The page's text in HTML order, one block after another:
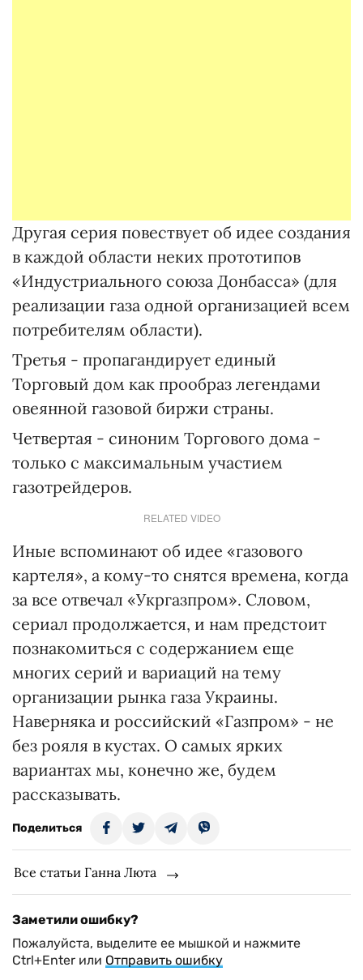
Другая серия повествует об идее создания
в каждой области неких прототипов
«Индустриального союза Донбасса» (для
реализации газа одной организацией всем
потребителям области).
Третья - пропагандирует единый
Торговый дом как прообраз легендами
овеянной газовой биржи страны.
Четвертая - синоним Торгового дома -
только с максимальным участием
газотрейдеров.
RELATED VIDEO
Иные вспоминают об идее «газового
картеля», а кому-то снятся времена, когда
за все отвечал «Укргазпром». Словом,
сериал продолжается, и нам предстоит
познакомиться с содержанием еще
многих серий и вариаций на тему
организации рынка газа Украины.
Наверняка и российский «Газпром» - не
без рояля в кустах. О самых ярких
вариантах мы, конечно же, будем
рассказывать.
Поделиться
Все статьи Ганна Люта
Заметили ошибку?
Пожалуйста, выделите ее мышкой и нажмите
Ctrl+Enter или Отправить ошибку